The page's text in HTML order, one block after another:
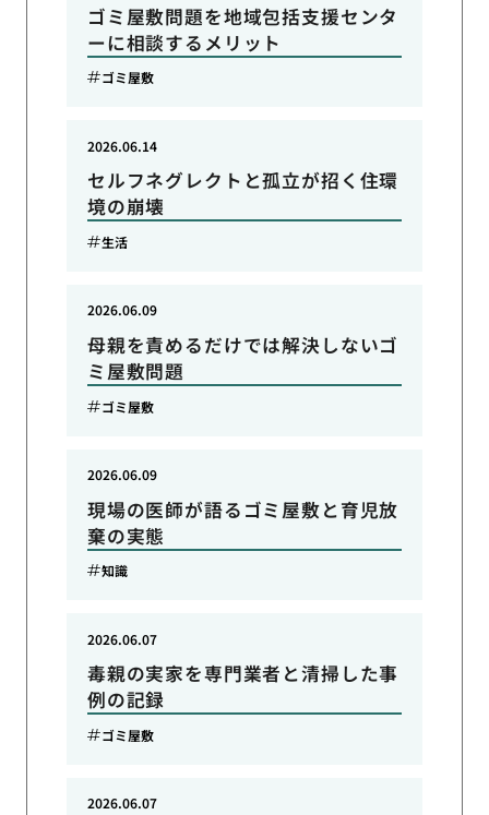
ゴミ屋敷問題を地域包括支援センタ
ーに相談するメリット
ゴミ屋敷
セルフネグレクトと孤立が招く住環
境の崩壊
2026.06.14
生活
母親を責めるだけでは解決しないゴ
ミ屋敷問題
2026.06.09
ゴミ屋敷
現場の医師が語るゴミ屋敷と育児放
棄の実態
2026.06.09
知識
毒親の実家を専門業者と清掃した事
例の記録
2026.06.07
ゴミ屋敷
2026.06.07